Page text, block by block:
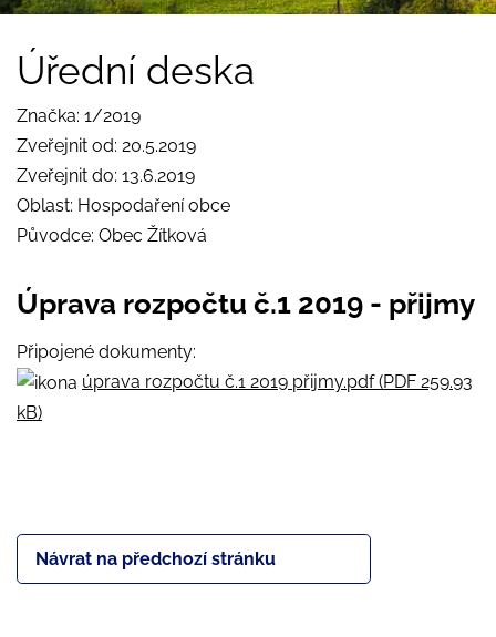
Úřední deska
Značka: 1/2019
Zveřejnit od: 20.5.2019
Zveřejnit do: 13.6.2019
Oblast: Hospodaření obce
Původce: Obec Žítková
Úprava rozpočtu č.1 2019 - přijmy
Připojené dokumenty:
úprava rozpočtu č.1 2019 přijmy.pdf (PDF 259.93
kB)
Návrat na předchozí stránku